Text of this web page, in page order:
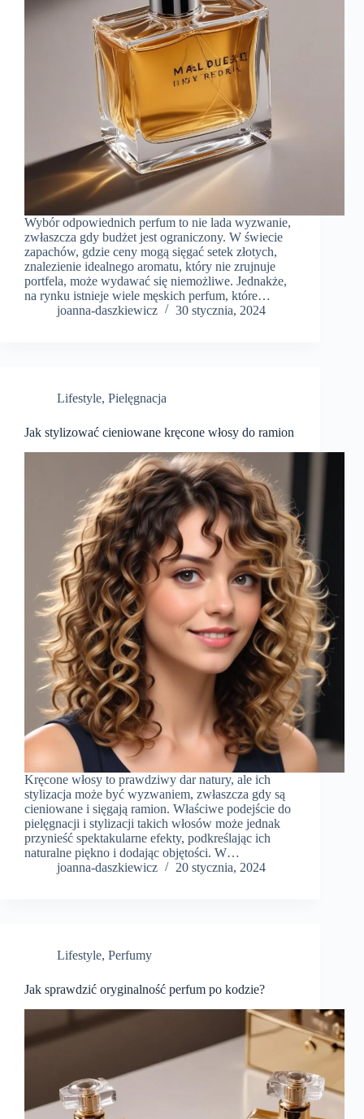
Wybór odpowiednich perfum to nie lada wyzwanie,
zwłaszcza gdy budżet jest ograniczony. W świecie
zapachów, gdzie ceny mogą sięgać setek złotych,
znalezienie idealnego aromatu, który nie zrujnuje
portfela, może wydawać się niemożliwe. Jednakże,
na rynku istnieje wiele męskich perfum, które…
joanna-daszkiewicz
30 stycznia, 2024
Lifestyle, Pielęgnacja
Jak stylizować cieniowane kręcone włosy do ramion
Kręcone włosy to prawdziwy dar natury, ale ich
stylizacja może być wyzwaniem, zwłaszcza gdy są
cieniowane i sięgają ramion. Właściwe podejście do
pielęgnacji i stylizacji takich włosów może jednak
przynieść spektakularne efekty, podkreślając ich
naturalne piękno i dodając objętości. W…
joanna-daszkiewicz
20 stycznia, 2024
Lifestyle, Perfumy
Jak sprawdzić oryginalność perfum po kodzie?